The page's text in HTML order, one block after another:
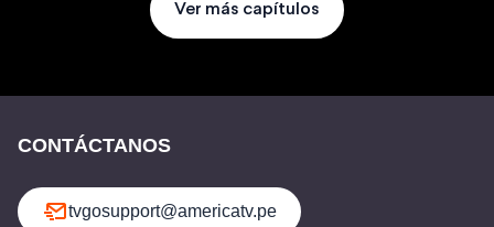
Ver más capítulos
CONTÁCTANOS
tvgosupport@americatv.pe